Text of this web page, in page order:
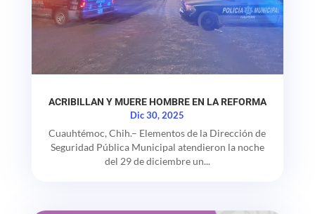
ACRIBILLAN Y MUERE HOMBRE EN LA REFORMA
Dic 30, 2025
Cuauhtémoc, Chih.– Elementos de la Dirección de
Seguridad Pública Municipal atendieron la noche
del 29 de diciembre un...